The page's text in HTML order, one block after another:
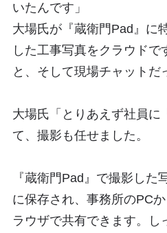
いたんです」
大場氏が『蔵衛門Pad』に
した工事写真をクラウドで
と、そして現場チャットだ
大場氏「とりあえず社員に
て、撮影も任せました。
『蔵衛門Pad』で撮影した
に保存され、事務所のPC
ラウザで共有できます。し